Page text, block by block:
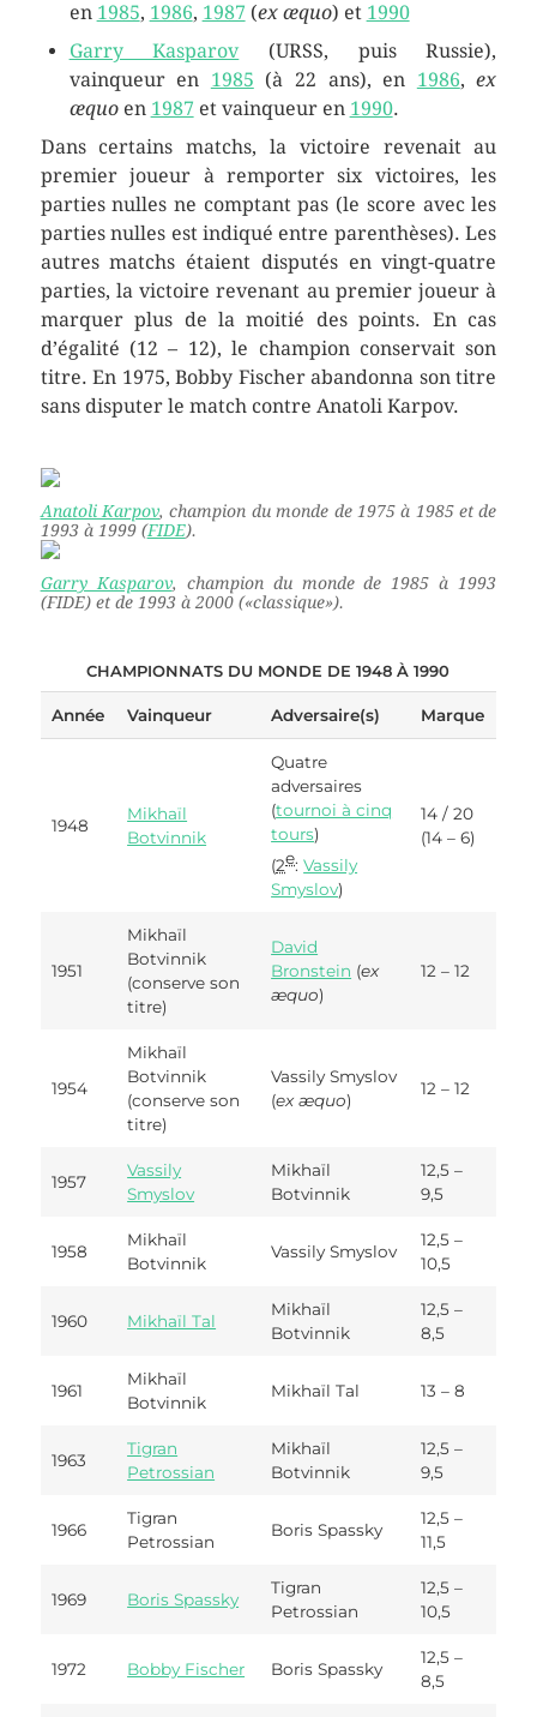
en 1985, 1986, 1987 (ex æquo) et 1990
Garry Kasparov(URSS, puis Russie),
vainqueur en 1985 (à 22 ans), en 1986,ex
æquoen 1987 et vainqueur en 1990.
Dans certains matchs, la victoire revenait au
premier joueur à remporter six victoires, les
parties nulles ne comptant pas (le score avec les
parties nulles est indiqué entre parenthèses). Les
autres matchs étaient disputés en vingt-quatre
parties, la victoire revenant au premier joueur à
marquer plus de la moitié des points. En cas
d’égalité (12 – 12), le champion conservait son
titre. En 1975, Bobby Fischer abandonna son titre
sans disputer le match contre Anatoli Karpov.
Anatoli Karpov, champion du monde de 1975 à 1985 et de
1993 à 1999 (FIDE).
Garry Kasparov, champion du monde de 1985 à 1993
(FIDE) et de 1993 à 2000 («classique»).
CHAMPIONNATS DU MONDE DE 1948 À 1990
Année Vainqueur Adversaire(s) Marque
1948
Mikhaïl
Botvinnik
Quatre
adversaires
(tournoi à cinq
tours)
(2e:Vassily
Smyslov)
14 / 20
(14 – 6)
1951
Mikhaïl
Botvinnik
(conserve son
titre)
David
Bronstein (ex
æquo)
12 – 12
1954
Mikhaïl
Botvinnik
(conserve son
titre)
Vassily Smyslov
(ex æquo)
12 – 12
1957
Vassily
Smyslov
Mikhaïl
Botvinnik
12,5 –
9,5
1958
Mikhaïl
Botvinnik
Vassily Smyslov
12,5 –
10,5
1960 Mikhaïl Tal
Mikhaïl
Botvinnik
12,5 –
8,5
1961
Mikhaïl
Botvinnik
Mikhaïl Tal 13 – 8
1963
Tigran
Petrossian
Mikhaïl
Botvinnik
12,5 –
9,5
1966
Tigran
Petrossian
Boris Spassky
12,5 –
11,5
1969 Boris Spassky
Tigran
Petrossian
12,5 –
10,5
1972 Bobby Fischer Boris Spassky
12,5 –
8,5